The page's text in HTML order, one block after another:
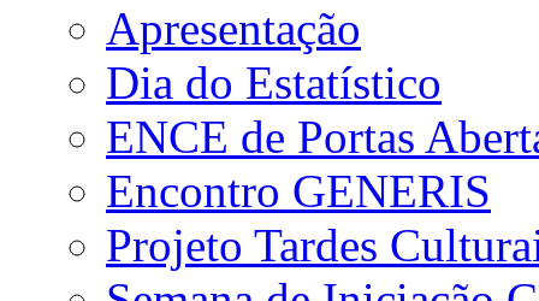
Apresentação
Dia do Estatístico
ENCE de Portas
Encontro GENERIS
Projeto Tardes